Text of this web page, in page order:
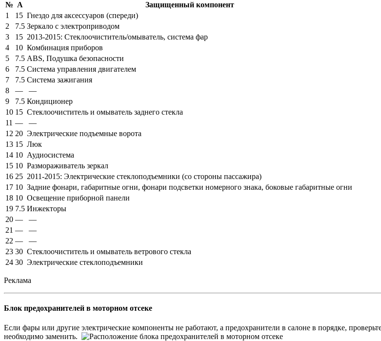
№ А
Защищенный компонент
1
15 Гнездо для аксессуаров (спереди)
2
7.5 Зеркало с электроприводом
3
15 2013-2015: Стеклоочиститель/омыватель, система фар
4
10 Комбинация приборов
5
7.5 ABS, Подушка безопасности
6
7.5 Система управления двигателем
7
7.5 Система зажигания
8
—
—
9
7.5 Кондиционер
10 15 Стеклоочиститель и омыватель заднего стекла
11 —
—
12 20 Электрические подъемные ворота
13 15 Люк
14 10 Аудиосистема
15 10 Размораживатель зеркал
16 25 2011-2015: Электрические стеклоподъемники (со стороны пассажира)
17 10 Задние фонари, габаритные огни, фонари подсветки номерного знака, боковые габаритные огни
18 10 Освещение приборной панели
19 7.5 Инжекторы
20 —
—
21 —
—
22 —
—
23 30 Стеклоочиститель и омыватель ветрового стекла
24 30 Электрические стеклоподъемники
Реклама
Блок предохранителей в моторном отсеке
Если фары или другие электрические компоненты не работают, а предохранители в салоне в порядке,
необходимо заменить.